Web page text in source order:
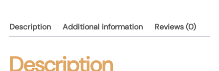
袋
Description Additional information Reviews (0)
Description